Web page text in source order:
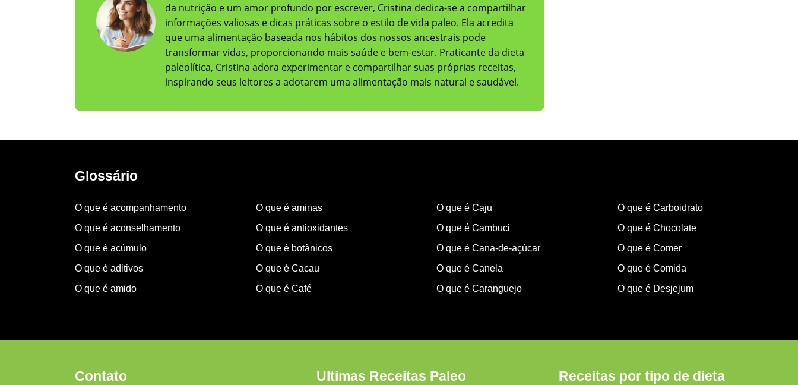
da nutrição e um amor profundo por escrever, Cristina dedica-se a compartilhar
informações valiosas e dicas práticas sobre o estilo de vida paleo. Ela acredita
que uma alimentação baseada nos hábitos dos nossos ancestrais pode
transformar vidas, proporcionando mais saúde e bem-estar. Praticante da dieta
paleolítica, Cristina adora experimentar e compartilhar suas próprias receitas,
inspirando seus leitores a adotarem uma alimentação mais natural e saudável.
Glossário
O que é acompanhamento
O que é aconselhamento
O que é acúmulo
O que é aditivos
O que é amido
O que é aminas
O que é antioxidantes
O que é botânicos
O que é Cacau
O que é Café
O que é Caju
O que é Cambuci
O que é Cana-de-açúcar
O que é Canela
O que é Caranguejo
O que é Carboidrato
O que é Chocolate
O que é Comer
O que é Comida
O que é Desjejum
Contato Ultimas Receitas Paleo Receitas por tipo de dieta